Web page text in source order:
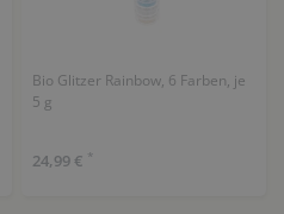
Bio Glitzer Rainbow, 6 Farben, je
5 g
24,99 € *